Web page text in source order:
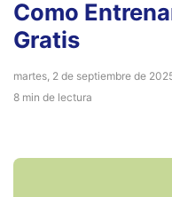
Como
Gratis
martes, 2 de septiembre de
8 min de lectura